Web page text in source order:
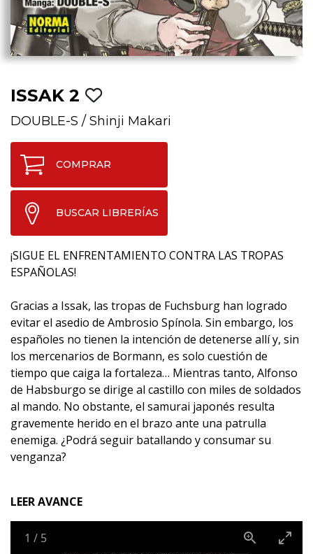
ISSAK 2
DOUBLE-S / Shinji Makari
COMPRAR
BUSCAR LIBRERÍAS
¡SIGUE EL ENFRENTAMIENTO CONTRA LAS TROPAS
ESPAÑOLAS!
Gracias a Issak, las tropas de Fuchsburg han logrado
evitar el asedio de Ambrosio Spínola. Sin embargo, los
españoles no tienen la intención de detenerse allí y, sin
los mercenarios de Bormann, es solo cuestión de
tiempo que caiga la fortaleza… Mientras tanto, Alfonso
de Habsburgo se dirige al castillo con miles de soldados
al mando. No obstante, el samurai japonés resulta
gravemente herido en el brazo ante una patrulla
enemiga. ¿Podrá seguir batallando y consumar su
venganza?
LEER AVANCE
1 / 5